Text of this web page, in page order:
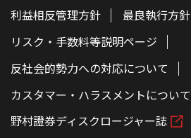
利益相反管理方針
最良執行方針
リスク・手数料等説明ページ
反社会的勢力への対応について
カスタマー・ハラスメントについて
野村證券ディスクロージャー誌